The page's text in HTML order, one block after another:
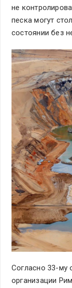
не
песка могут
состоянии без
Согласно 33-му
организации